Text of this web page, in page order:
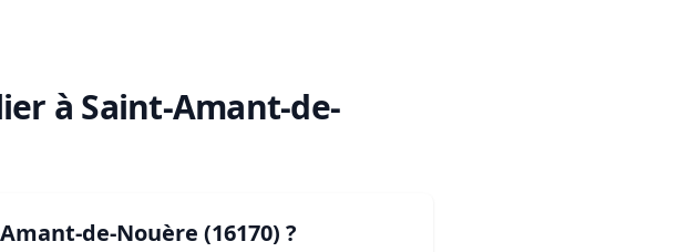
à Saint-Amant-de-
de-Nouère (16170) ?